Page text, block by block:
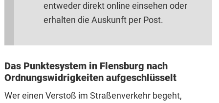
entweder direkt online einsehen oder
erhalten die Auskunft per Post.
Das Punktesystem in Flensburg nach
Ordnungswidrigkeiten aufgeschlüsselt
Wer einen Verstoß im Straßenverkehr begeht,